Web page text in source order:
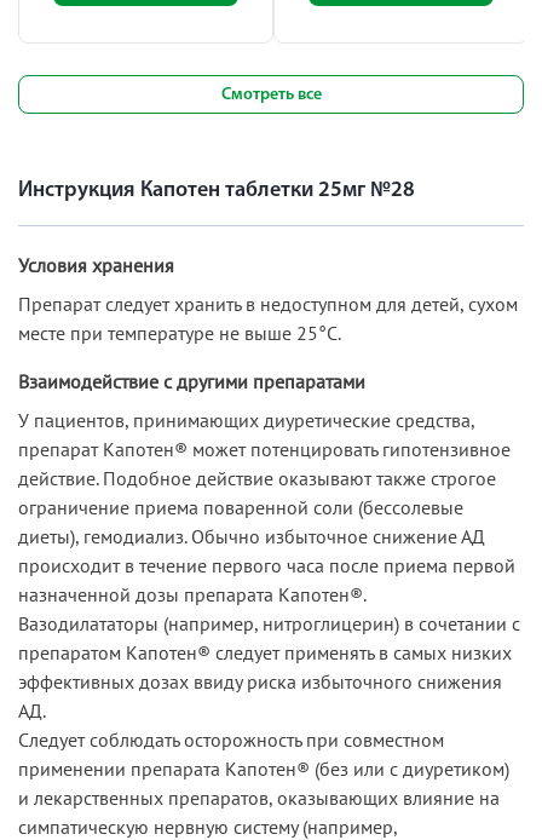
Смотреть все
Инструкция Капотен таблетки 25мг №28
Условия хранения
Препарат следует хранить в недоступном для детей, сухом
месте при температуре не выше 25°С.
Взаимодействие с другими препаратами
У пациентов, принимающих диуретические средства,
препарат Капотен® может потенцировать гипотензивное
действие. Подобное действие оказывают также строгое
ограничение приема поваренной соли (бессолевые
диеты), гемодиализ. Обычно избыточное снижение АД
происходит в течение первого часа после приема первой
назначенной дозы препарата Капотен®.
Вазодилататоры (например, нитроглицерин) в сочетании с
препаратом Капотен® следует применять в самых низких
эффективных дозах ввиду риска избыточного снижения
АД.
Следует соблюдать осторожность при совместном
применении препарата Капотен® (без или с диуретиком)
и лекарственных препаратов, оказывающих влияние на
симпатическую нервную систему (например,